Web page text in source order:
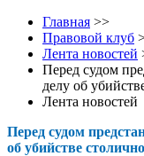
Главная >>
Правовой клуб
Лента новостей
Перед судом
делу об
Лента новостей
Перед судом
об убийстве